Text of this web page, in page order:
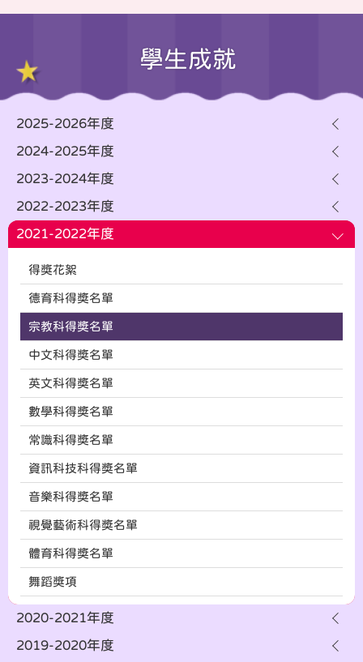
學生成就
2025-2026年度
2024-2025年度
2023-2024年度
2022-2023年度
2021-2022年度
得獎花絮
德育科得奬名單
宗教科得奬名單
中文科得奬名單
英文科得奬名單
數學科得奬名單
常識科得奬名單
資訊科技科得奬名單
音樂科得奬名單
視覺藝術科得奬名單
體育科得奬名單
舞蹈獎項
2020-2021年度
2019-2020年度